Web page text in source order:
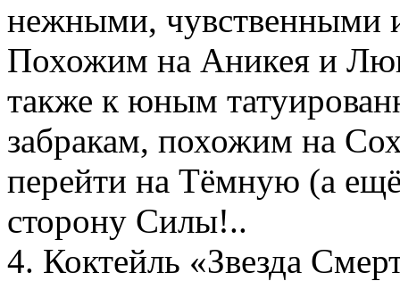
нежными, чувственными
Похожим на Аникея и
также к юным
забракам, похожим на
перейти на Тёмную (а
сторону Силы!..
4. Коктейль «Звезда